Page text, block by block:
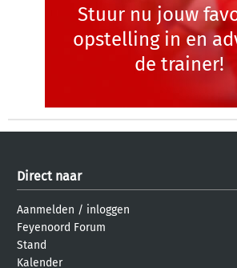
Stuur nu jouw
opstelling in en
de trainer!
Direct naar
Aanmelden / inloggen
Feyenoord Forum
Stand
Kalender